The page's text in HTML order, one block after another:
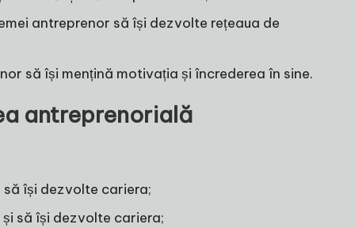
antreprenor să își dezvolte rețeaua de
să își mențină motivația și încrederea în sine.
antreprenorială
își dezvolte cariera;
să își dezvolte cariera;